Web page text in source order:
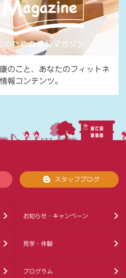
のこと、あなたのフィットネ
報コンテンツ。
スタッフブログ
お知らせ・キャンペーン
見学・体験
プログラム